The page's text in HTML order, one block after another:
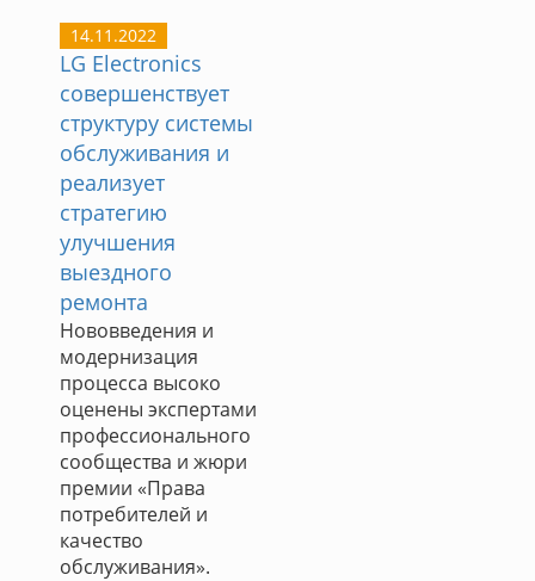
14.11.2022
LG Electronics
совершенствует
структуру системы
обслуживания и
реализует
стратегию
улучшения
выездного
ремонта
Нововведения и
модернизация
процесса высоко
оценены экспертами
профессионального
сообщества и жюри
премии «Права
потребителей и
качество
обслуживания».